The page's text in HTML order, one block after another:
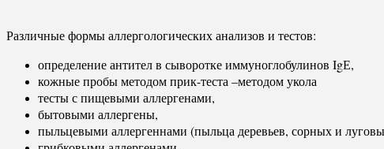
Различные формы аллергологических анализов и тестов:
определение антител в сыворотке иммуноглобулинов IgЕ,
кожные пробы методом прик-теста –методом укола
тесты с пищевыми аллергенами,
бытовыми аллергены,
пыльцевыми аллергеннами (пыльца деревьев, сорных и